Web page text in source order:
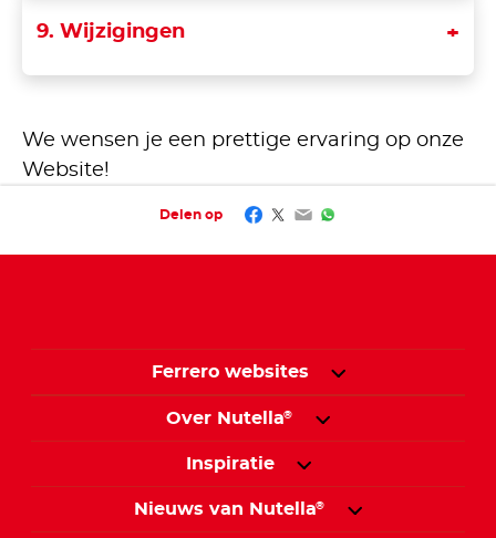
9. Wijzigingen
We wensen je een prettige ervaring op onze
Website!
Delen op Facebook
Twitter
EmailWhatsApp
Ferrero websites
Over Nutella®
Inspiratie
Nieuws van Nutella®